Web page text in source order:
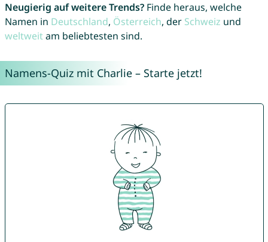
Neugierig auf weitere Trends?Finde heraus, welche
Namen in Deutschland, Österreich, der Schweiz und
weltweitam beliebtesten sind.
Namens-Quiz mit Charlie – Starte jetzt!